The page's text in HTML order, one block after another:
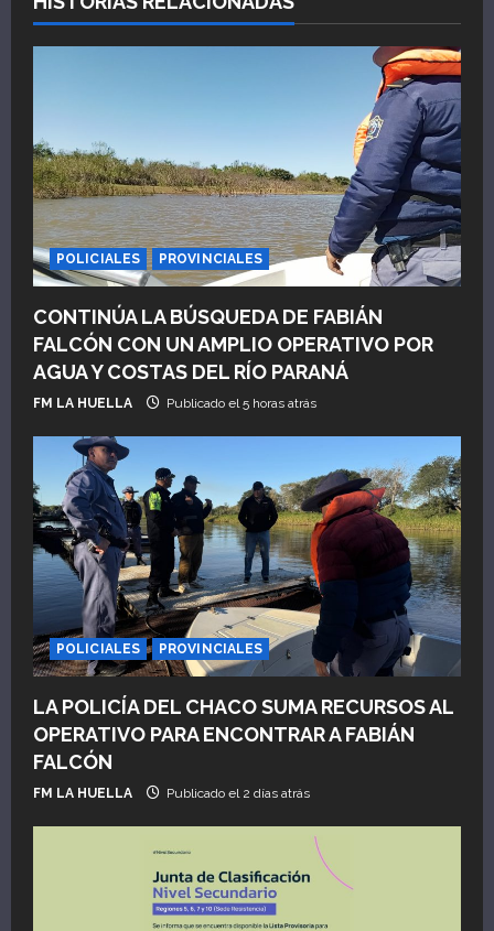
i
d
e
e
n
t
r
a
d
a
s
POLICIALES PROVINCIALES
CONTINÚA LA BÚSQUEDA DE FABIÁN
FALCÓN CON UN AMPLIO OPERATIVO POR
AGUA Y COSTAS DEL RÍO PARANÁ
FM LA HUELLA Publicado el 5 horas atrás
POLICIALES PROVINCIALES
LA POLICÍA DEL CHACO SUMA RECURSOS AL
OPERATIVO PARA ENCONTRAR A FABIÁN
FALCÓN
FM LA HUELLA Publicado el 2 días atrás